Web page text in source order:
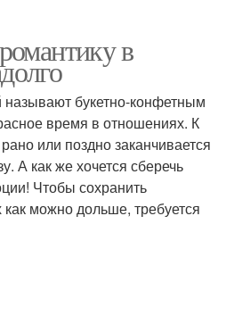
в
букетно-конфетным
время в отношениях. К
или поздно заканчивается
А как же хочется сберечь
Чтобы сохранить
можно дольше, требуется